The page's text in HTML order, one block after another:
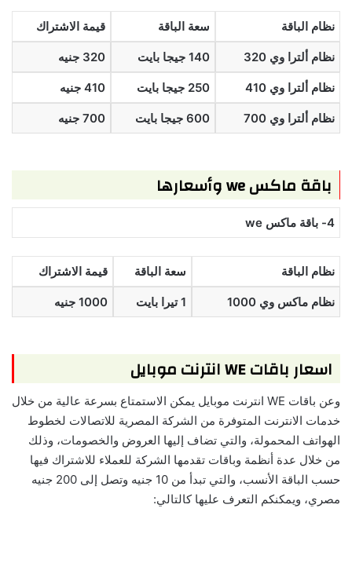
نظام الباقة سعة الباقة قيمة الاشتراك
نظام ألترا وي 320 140 جيجا بايت 320 جنيه
نظام ألترا وي 410 250 جيجا بايت 410 جنيه
نظام ألترا وي 700 600 جيجا بايت 700 جنيه
باقة ماكس we وأسعارها
4- باقة ماكس we
نظام الباقة سعة الباقة قيمة الاشتراك
نظام ماكس وي 1000 1 تيرا بايت 1000 جنيه
اسعار باقات WE انترنت موبايل
وعن باقات WE انترنت موبايل يمكن الاستمتاع بسرعة عالية من خلال
خدمات الانترنت المتوفرة من الشركة المصرية للاتصالات لخطوط
الهواتف المحمولة، والتي تضاف إليها العروض والخصومات، وذلك
من خلال عدة أنظمة وباقات تقدمها الشركة للعملاء للاشتراك فيها
حسب الباقة الأنسب، والتي تبدأ من 10 جنيه وتصل إلى 200 جنيه
مصري، ويمكنكم التعرف عليها كالتالي: